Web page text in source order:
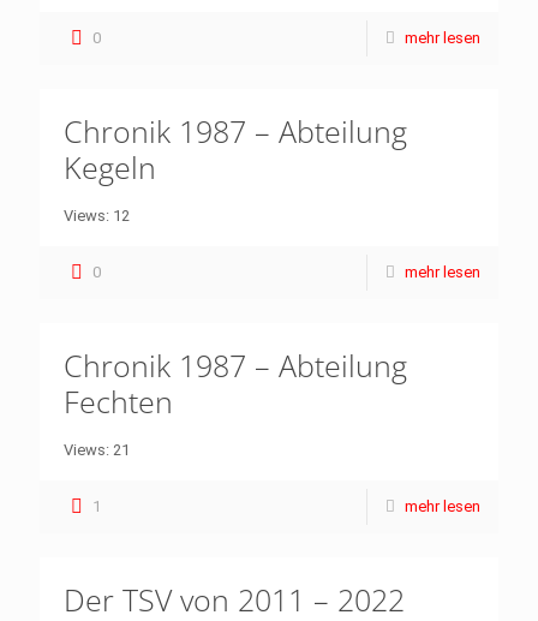
0 mehr lesen
Chronik 1987 – Abteilung
Kegeln
Views: 12
0 mehr lesen
Chronik 1987 – Abteilung
Fechten
Views: 21
1 mehr lesen
Der TSV von 2011 – 2022